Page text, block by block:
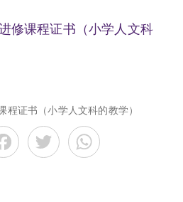
修课程证书（小学人文科
程证书（小学人文科的教学）
FacebookTwitter